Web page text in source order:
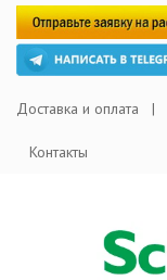
Доставка и оплата
Контакты